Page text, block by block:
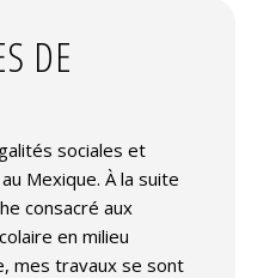
DE
sociales et
Mexique. À la suite
consacré aux
en milieu
mes travaux se sont